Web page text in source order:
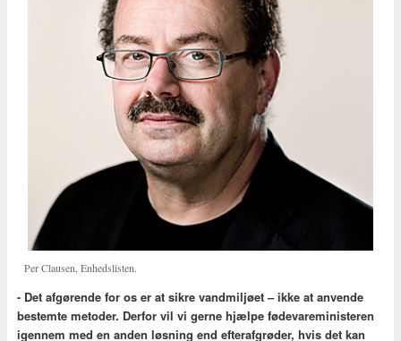
Per Clausen, Enhedslisten.
- Det afgørende for os er at sikre vandmiljøet – ikke at anvende
bestemte metoder. Derfor vil vi gerne hjælpe fødevareministeren
igennem med en anden løsning end efterafgrøder, hvis det kan